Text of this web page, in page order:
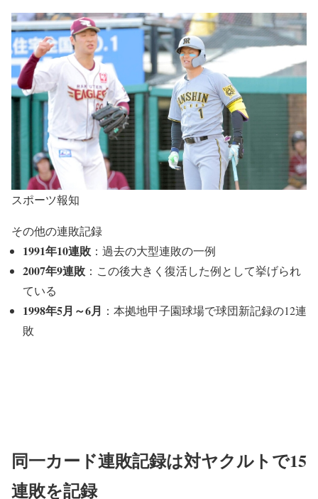
スポーツ報知
その他の連敗記録
1991年10連敗 ：過去の大型連敗の一例
2007年9連敗 ：この後大きく復活した例として挙げられ
ている
1998年5月～6月 ：本拠地甲子園球場で球団新記録の12連
敗
同一カード連敗記録は対ヤクルトで15
連敗を記録